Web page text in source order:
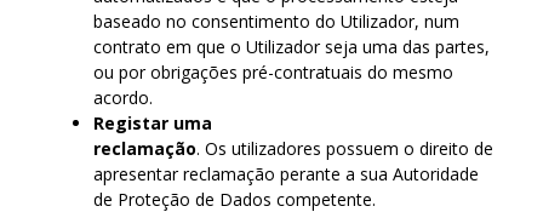
baseado no consentimento do Utilizador, num
contrato em que o Utilizador seja uma das partes,
ou por obrigações pré-contratuais do mesmo
acordo.
Registar uma
reclamação. Os utilizadores possuem o direito de
apresentar reclamação perante a sua Autoridade
de Proteção de Dados competente.